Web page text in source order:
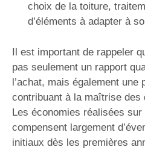
choix de la toiture,
d’éléments à adapter à
Il est important de rappeler
pas seulement un rapport
l’achat, mais également une
contribuant à la maîtrise des
Les économies réalisées
compensent largement
initiaux dès les premières